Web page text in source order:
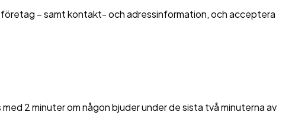
– samt kontakt- och adressinformation, och acceptera
2 minuter om någon bjuder under de sista två minuterna av